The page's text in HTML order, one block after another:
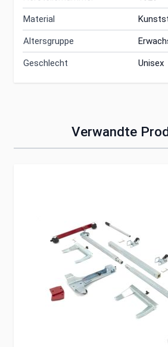
Material
Altersgruppe
Geschlecht Unisex
Verwandte